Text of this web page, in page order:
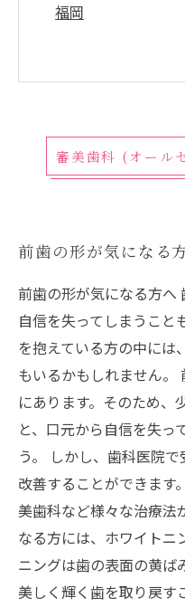
福岡
審美歯科 (オール
前歯の形が気になる
前歯の形が気になる方へ
自信を失ってしまうこと
を抱えている方の中には
もいるかもしれません。
にあります。そのため、
と、口元から自信を失っ
う。 しかし、歯科医院
改善することができます
美歯科など様々な治療法
なる方には、ホワイトニ
ニングは歯の表面の黄ば
美しく輝く歯を取り戻す